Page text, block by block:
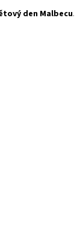
den Malbecu.